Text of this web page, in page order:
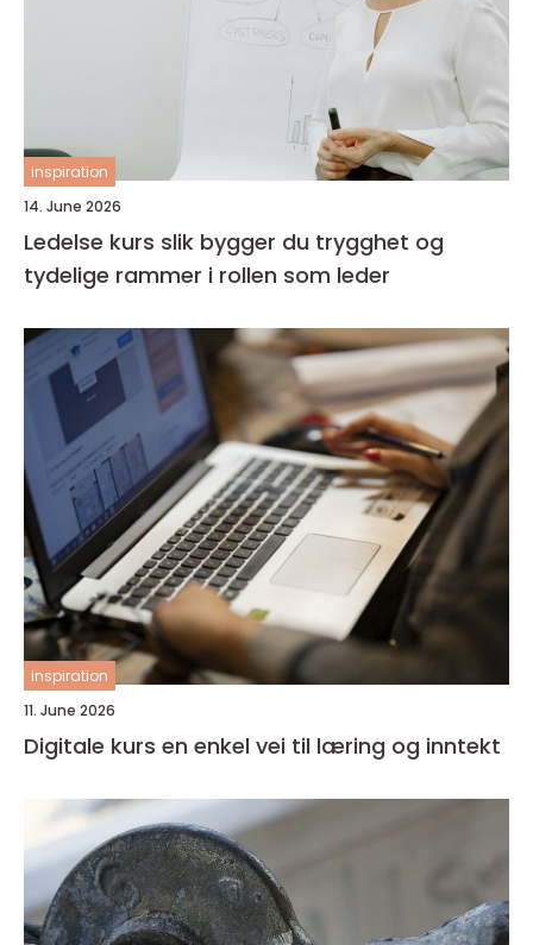
inspiration
14. June 2026
Ledelse kurs slik bygger du trygghet og
tydelige rammer i rollen som leder
inspiration
11. June 2026
Digitale kurs en enkel vei til læring og inntekt